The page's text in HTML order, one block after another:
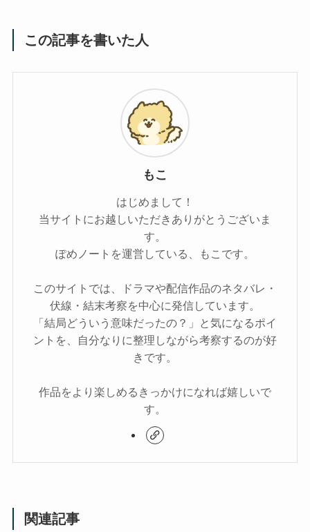
この記事を書いた人
もこ
はじめまして！
当サイトにお越しいただきありがとうございま
す。
ぽめノートを運営している、もこです。
このサイトでは、ドラマや配信作品のネタバレ・
伏線・結末考察を中心に発信しています。
「結局どういう意味だったの？」と気になるポイ
ントを、自分なりに整理しながら考察するのが好
きです。
作品をより楽しめるきっかけになれば嬉しいで
す。
関連記事